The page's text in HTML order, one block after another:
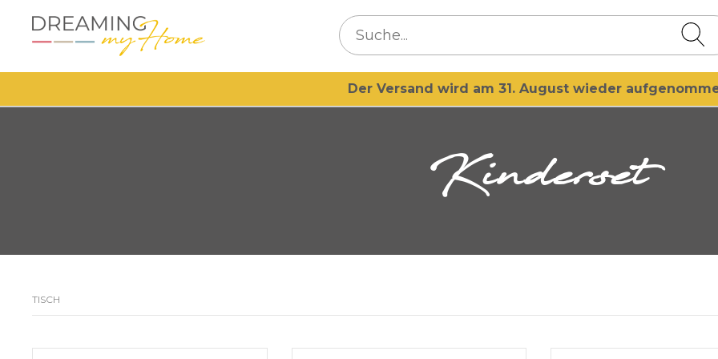
Der Versand wird am 31. August wieder
Kinderset
TISCH